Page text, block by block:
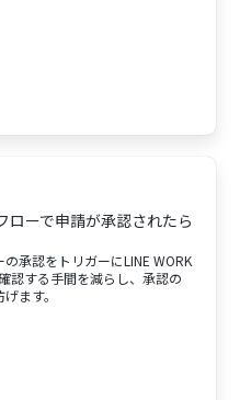
ローで申請が承認されたら
承認をトリガーにLINE WORK
認する手間を減らし、承認の
ます。